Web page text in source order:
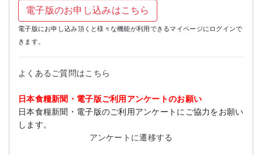
電子版のお申し込みはこちら
電子版にお申し込み頂くと様々な機能が利用できるマイページにログインで
きます。
よくあるご質問はこちら
日本食糧新聞・電子版ご利用アンケートのお願い
日本食糧新聞・電子版のご利用アンケートにご協力をお願い
します。
アンケートに遷移する